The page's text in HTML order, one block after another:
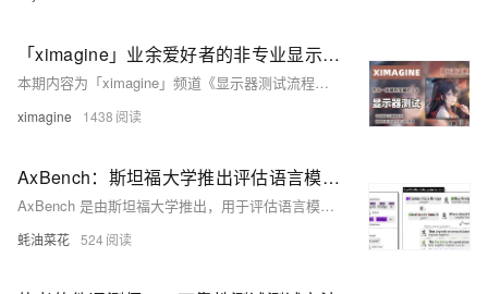
「ximagine」业余爱好者的非专业显示器测试流程规范，同时也是本账号输出内容的数据来源！如何测试显示器？荒岛整理总结出多种测试方法和注意事项，以及粗浅的原理解析！
本期内容为「ximagine」频道《显示器测试流程》的规范及标准，我们主要使用Calman、DisplayCAL、i1Profiler等软件及CA410、Spyder X、i1Pro 2等设备，是我们目前制作内容数据的重要来源，我们深知所做的仍是比较表面的活儿，和工程师、科研人员相比有着不小的差距，测试并不复杂，但是相当繁琐，收集整理测试无不花费大量时间精力，内容不完善或者有错误的地方，希望大佬指出我们好改进！
ximagine 1438
AxBench：斯坦福大学推出评估语言模型控制方法的基准测试框架
AxBench 是由斯坦福大学推出，用于评估语言模型可解释性方法的基准测试框架，支持概念检测和模型转向任务，帮助研究者系统地比较不同控制技术的有效性。
蚝油菜花 524